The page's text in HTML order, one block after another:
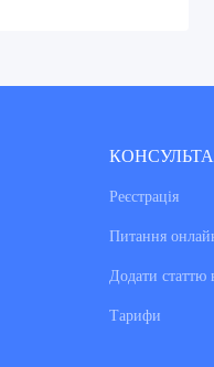
Реєстрація
Питання
Додати статтю
Тарифи